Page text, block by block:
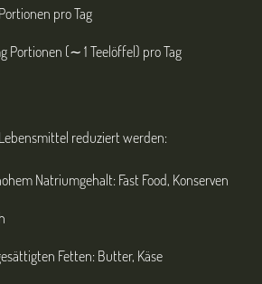
pro Tag
Portionen (∼ 1 Teelöffel) pro Tag
reduziert werden:
Natriumgehalt: Fast Food, Konserven
Fetten: Butter, Käse